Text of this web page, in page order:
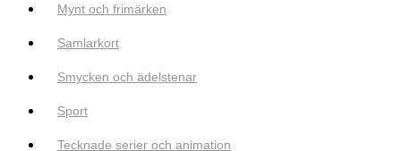
Mynt och frimärken
Samlarkort
Smycken och ädelstenar
Sport
Tecknade serier och animation